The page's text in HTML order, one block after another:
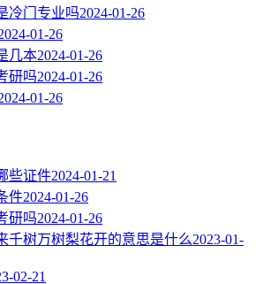
冷门专业吗2024-01-26
01-26
几本2024-01-26
研吗2024-01-26
01-26
些证件2024-01-21
件2024-01-26
研吗2024-01-26
千树万树梨花开的意思是什么2023-01-
02-21